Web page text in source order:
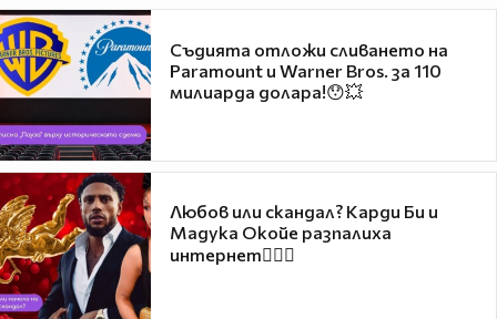
Съдията отложи сливането на
Paramount и Warner Bros. за 110
милиарда долара!😯💥
Любов или скандал? Карди Би и
Мадука Окойе разпалиха
интернет❤️‍🔥🔥